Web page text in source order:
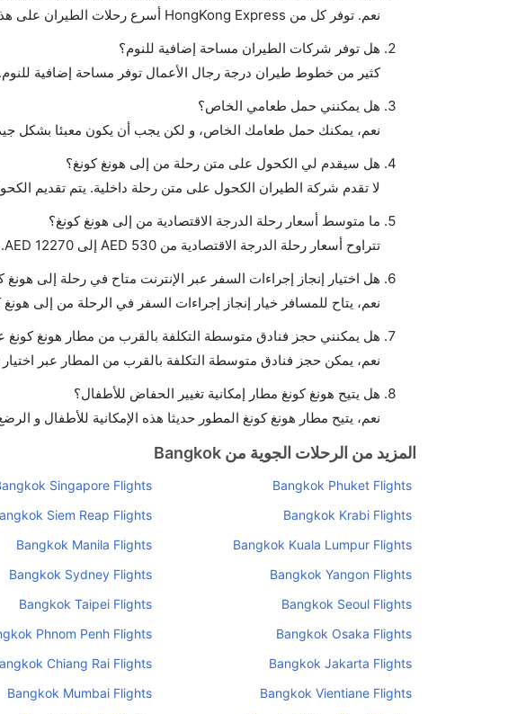
نعم. توفر كل من HongKong Express أسرع رحلات الطيران على هذا الطريق،
هل توفر شركات الطيران مساحة إضافية للنوم؟
كثير من خطوط طيران درجة رجال الأعمال توفر مساحة إضافية للنوم.
هل يمكنني حمل طعامي الخاص؟
نعم، يمكنك حمل طعامك الخاص، و لكن يجب أن يكون معبئا بشكل
هل سيقدم لي الكحول على متن رحلة من إلى هونغ كونغ؟
لا تقدم شركة الطيران الكحول على متن رحلة داخلية. يتم تقديم
ما متوسط أسعار رحلة الدرجة الاقتصادية من إلى هونغ كونغ؟
تتراوح أسعار رحلة الدرجة الاقتصادية من AED 530 إلى AED 12270. يوفرون تذاكر في هذا النطاق من الأسعار.
هل اختيار إنجاز إجراءات السفر عبر الإنترنت متاح في رحلة إلى هونغ
نعم، يتاح للمسافر خيار إنجاز إجراءات السفر في الرحلة من إلى هونغ
هل يمكنني حجز فنادق متوسطة التكلفة بالقرب من مطار هونغ كونغ
نعم، يمكن حجز فنادق متوسطة التكلفة بالقرب من المطار عبر اختيار
هل يتيح هونغ كونغ مطار إمكانية تغيير الحفاض للأطفال؟
نعم، يتيح مطار هونغ كونغ المطور حديثا هذه الإمكانية للأطفال و
المزيد من الرحلات الجوية من Bangkok
Bangkok Phuket Flights
Singapore Flights
Bangkok Krabi Flights
Siem Reap Flights
Bangkok Kuala Lumpur Flights
Bangkok Manila Flights
Bangkok Yangon Flights
Bangkok Sydney Flights
Bangkok Seoul Flights
Bangkok Taipei Flights
Bangkok Osaka Flights
Phnom Penh Flights
Bangkok Jakarta Flights
Chiang Rai Flights
Bangkok Vientiane Flights
Bangkok Mumbai Flights